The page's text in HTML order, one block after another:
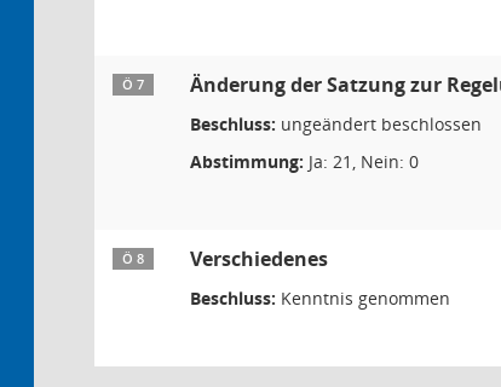
Ö 7 Änderung der Satzung zur
Beschluss: ungeändert beschlossen
Abstimmung: Ja: 21, Nein: 0
Ö 8 Verschiedenes
Beschluss: Kenntnis genommen